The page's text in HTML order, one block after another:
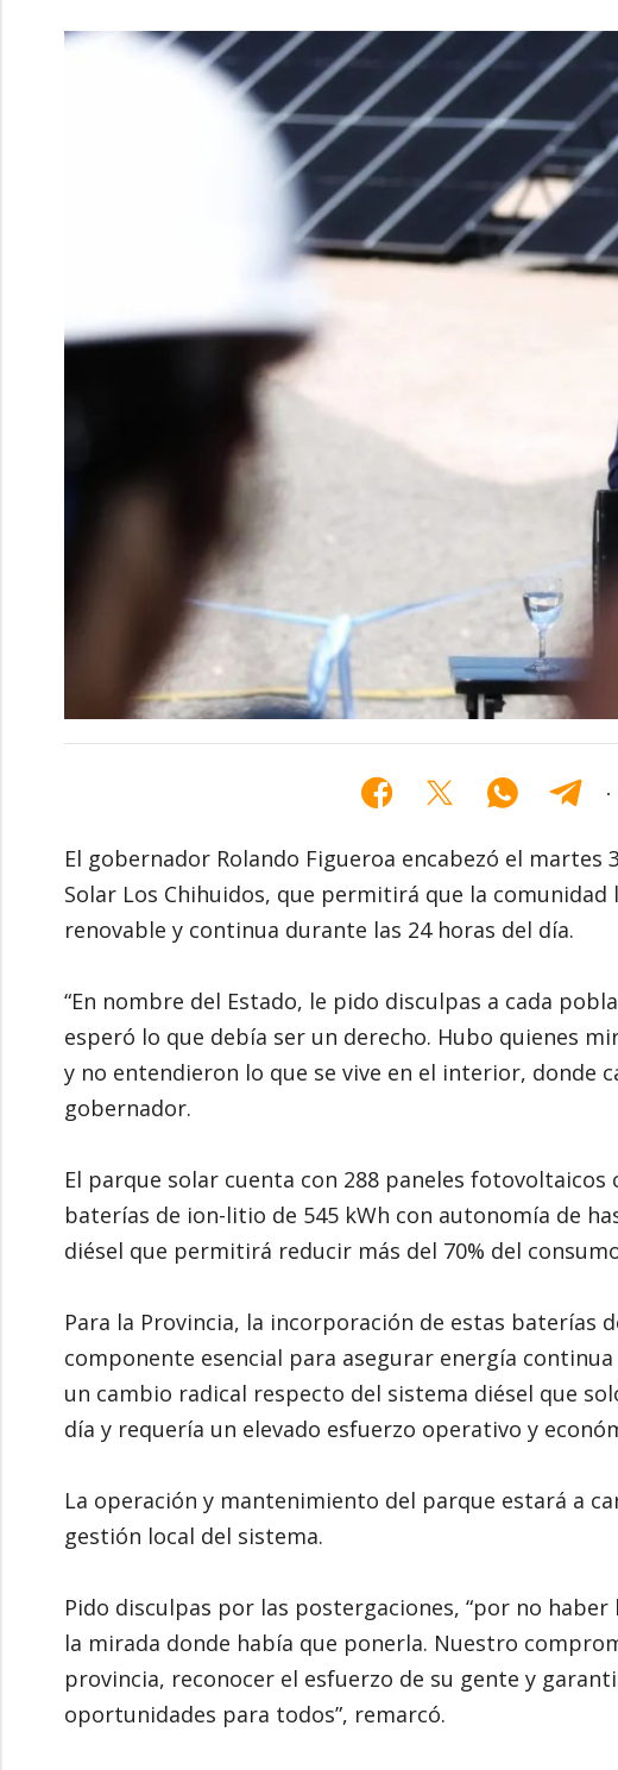
El gobernador Rolando Figueroa encabezó el martes
Solar Los Chihuidos, que permitirá que la
renovable y continua durante las 24 horas del día.
“En nombre del Estado, le pido disculpas a cada
esperó lo que debía ser un derecho. Hubo quienes
y no entendieron lo que se vive en el interior, donde
gobernador.
El parque solar cuenta con 288 paneles fotovoltaicos
baterías de ion-litio de 545 kWh con autonomía de
diésel que permitirá reducir más del 70% del
Para la Provincia, la incorporación de estas baterías
componente esencial para asegurar energía
un cambio radical respecto del sistema diésel que
día y requería un elevado esfuerzo operativo y
La operación y mantenimiento del parque estará a
gestión local del sistema.
Pido disculpas por las postergaciones, “por no
la mirada donde había que ponerla. Nuestro
provincia, reconocer el esfuerzo de su gente y
oportunidades para todos”, remarcó.